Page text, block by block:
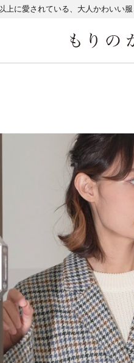
上に愛されている、大人かわいい